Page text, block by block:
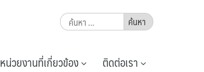
ค้นหา
สำหรับ:
หน่วยงานที่เกี่ยวข้อง ติดต่อเรา